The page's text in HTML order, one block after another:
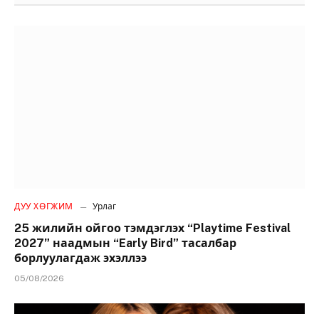
ДУУ ХӨГЖИМ Урлаг
25 жилийн ойгоо тэмдэглэх “Playtime Festival
2027” наадмын “Early Bird” тасалбар
борлуулагдаж эхэллээ
05/08/2026